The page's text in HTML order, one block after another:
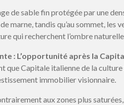
de sable fin protégée par une
marne, tandis qu’au sommet,
qui recherchent l’ombre naturelle
: L’opportunité après la
que Capitale italienne de la
immobilier visionnaire.
aux zones plus